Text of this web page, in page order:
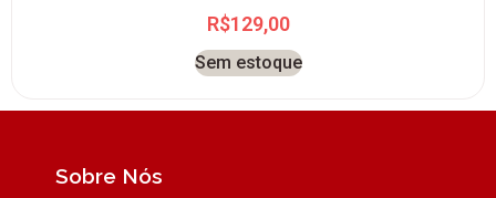
R$129,00
Sem estoque
Sobre Nós